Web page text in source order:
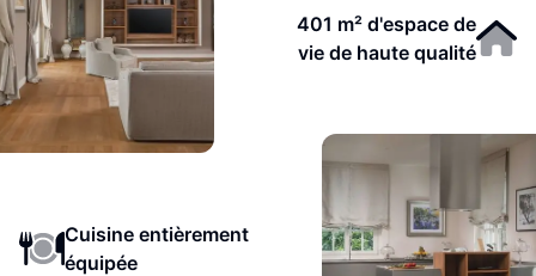
401 m² d'espace de
vie de haute qualité
Cuisine entièrement
équipée